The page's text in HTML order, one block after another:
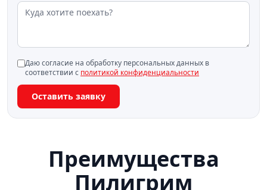
Даю согласие на обработку персональных данных в
соответствии с политикой конфиденциальности
Оставить заявку
Преимущества
Пилигрим